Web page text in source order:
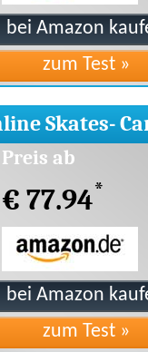
Skates-
Preis ab
€ 77.94*